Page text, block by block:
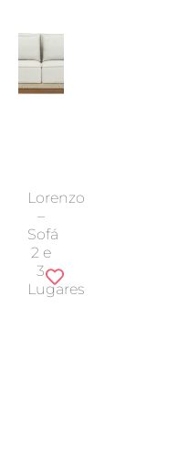
Lorenzo
–
Sofá
2 e
3
Lugares